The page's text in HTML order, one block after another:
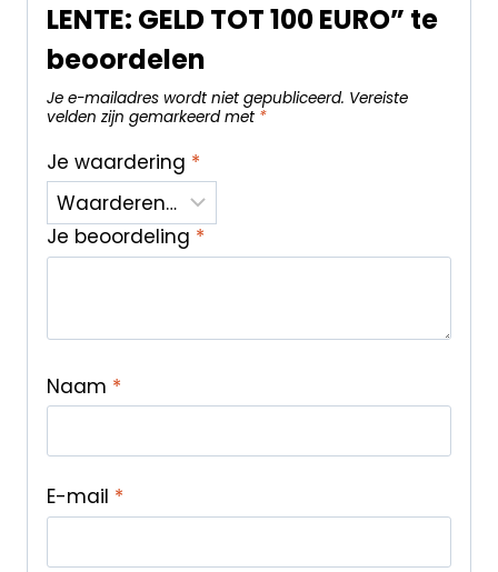
LENTE: GELD TOT 100 EURO” te
beoordelen
Je e-mailadres wordt niet gepubliceerd. Vereiste
velden zijn gemarkeerd met *
Je waardering *
Je beoordeling *
Naam *
E-mail *